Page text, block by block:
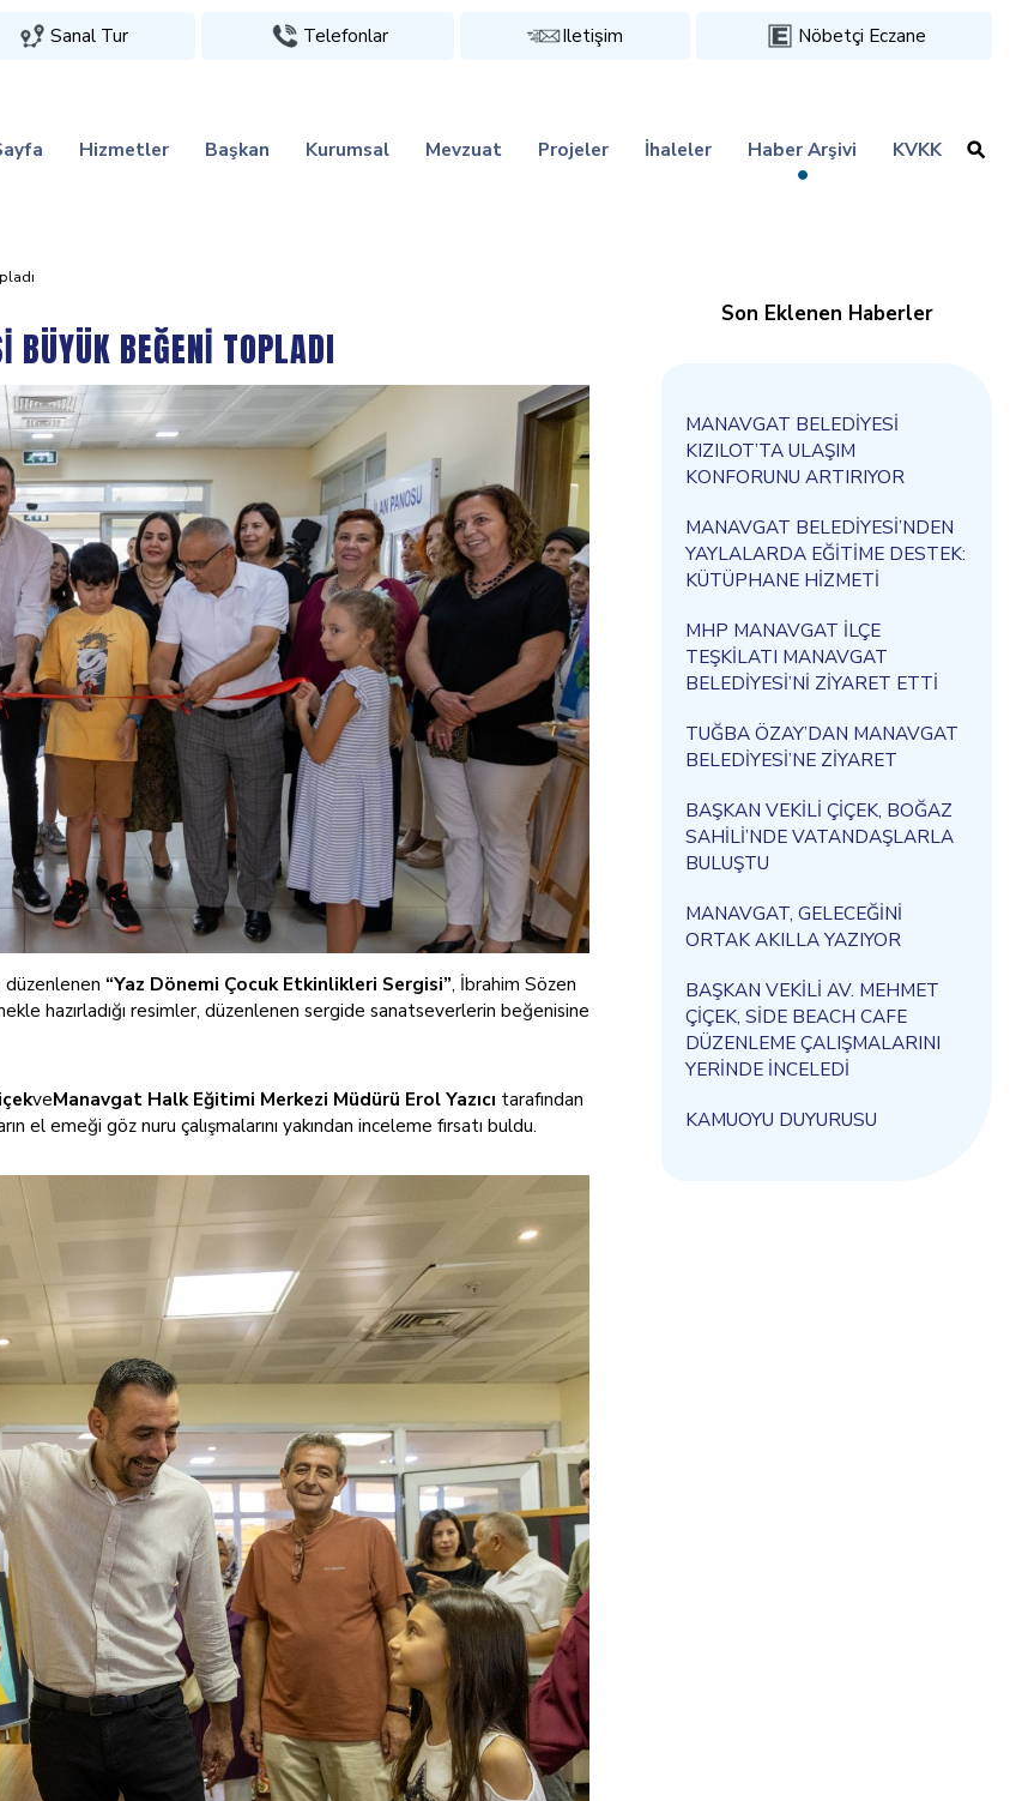
Sanal Tur Telefonlar Iletişim Nöbetçi Eczane
Hizmetler Başkan Kurumsal Mevzuat Projeler İhaleler Haber Arşivi KVKK
BÜYÜK BEĞENİ TOPLADI
“Yaz Dönemi Çocuk Etkinlikleri Sergisi”, İbrahim Sözen
hazırladığı resimler, düzenlenen sergide sanatseverlerin beğenisine
veManavgat Halk Eğitimi Merkezi Müdürü Erol Yazıcı tarafından
el emeği göz nuru çalışmalarını yakından inceleme fırsatı buldu.
Son Eklenen Haberler
MANAVGAT BELEDİYESİ
KIZILOT’TA ULAŞIM
KONFORUNU ARTIRIYOR
MANAVGAT BELEDİYESİ’NDEN
YAYLALARDA EĞİTİME DESTEK:
KÜTÜPHANE HİZMETİ
MHP MANAVGAT İLÇE
TEŞKİLATI MANAVGAT
BELEDİYESİ’Nİ ZİYARET ETTİ
TUĞBA ÖZAY’DAN MANAVGAT
BELEDİYESİ’NE ZİYARET
BAŞKAN VEKİLİ ÇİÇEK, BOĞAZ
SAHİLİ’NDE VATANDAŞLARLA
BULUŞTU
MANAVGAT, GELECEĞİNİ
ORTAK AKILLA YAZIYOR
BAŞKAN VEKİLİ AV. MEHMET
ÇİÇEK, SİDE BEACH CAFE
DÜZENLEME ÇALIŞMALARINI
YERİNDE İNCELEDİ
KAMUOYU DUYURUSU